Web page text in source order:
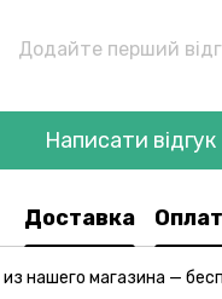
Додайте перший
Написати відгук
Доставка
нашего магазина —